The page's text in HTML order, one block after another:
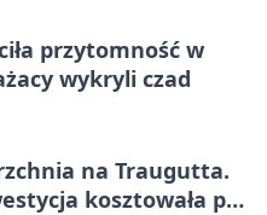
przytomność w
wykryli czad
na Traugutta.
kosztowała pół